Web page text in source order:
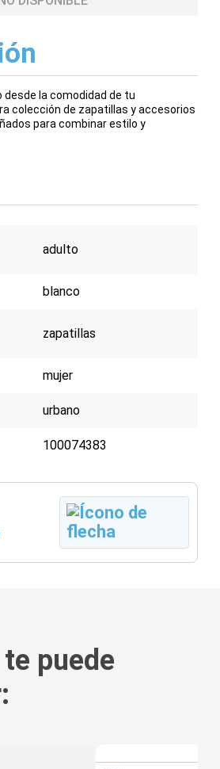
la comodidad de tu
colección de zapatillas y accesorios
para combinar estilo y
adulto
blanco
zapatillas
mujer
urbano
100074383
puede